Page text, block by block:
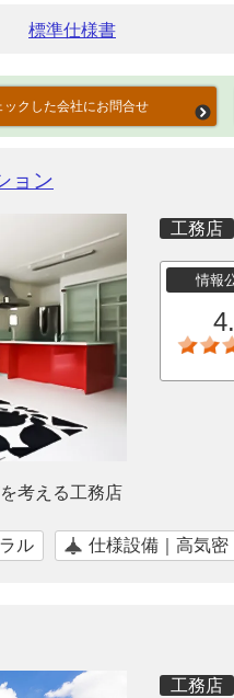
ックした会社にお問合せ
ョン
工務店
情報
考える工務店
ル 仕様設備｜高気密
工務店